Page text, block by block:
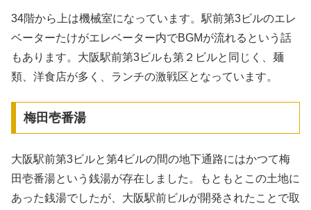
34階から上は機械室になっています。駅前第3ビルのエレ
ベーターたけがエレベーター内でBGMが流れるという話
もあります。大阪駅前第3ビルも第２ビルと同じく、麺
類、洋食店が多く、ランチの激戦区となっています。
梅田壱番湯
大阪駅前第3ビルと第4ビルの間の地下通路にはかつて梅
田壱番湯という銭湯が存在しました。もともとこの土地に
あった銭湯でしたが、大阪駅前ビルが開発されたことで取